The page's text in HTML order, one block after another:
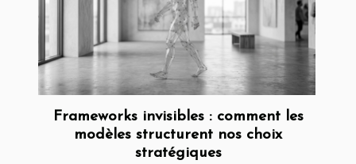
Frameworks invisibles : comment les
modèles structurent nos choix
stratégiques